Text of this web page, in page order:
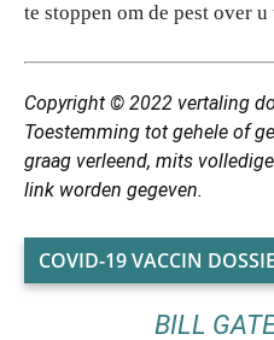
te stoppen om de pest over
Copyright © 2022 vertaling
Toestemming tot gehele of
graag verleend, mits
link worden gegeven.
COVID-19 VACCIN
BILL